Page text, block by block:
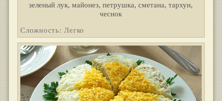
зеленый лук, майонез, петрушка, сметана, тархун,
чеснок
Сложность: Легко